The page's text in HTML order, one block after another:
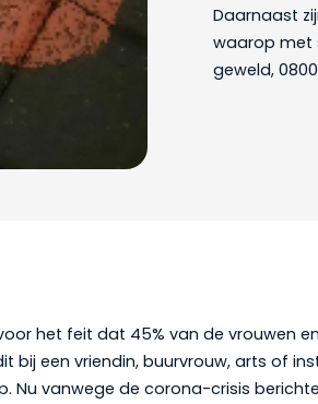
Daarnaast
waarop met
geweld,
het feit dat 45% van de vrouwen
een vriendin, buurvrouw, arts of
Nu vanwege de corona-crisis